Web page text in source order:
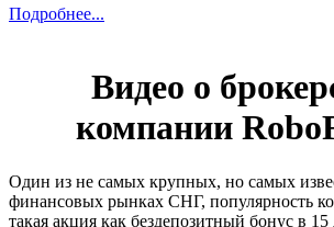
Подробнее...
Видео о
компании
Один из не самых крупных, но самых
финансовых рынках СНГ, популярность
такая акция как бездепозитный бонус в 15